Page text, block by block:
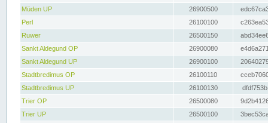
Müden UP
26900500
Perl
26100100
Ruwer
26500150
Sankt Aldegund OP
26900080
Sankt Aldegund UP
26900100
Stadtbredimus OP
26100110
Stadtbredimus UP
26100130
Trier OP
26500080
Trier UP
26500100